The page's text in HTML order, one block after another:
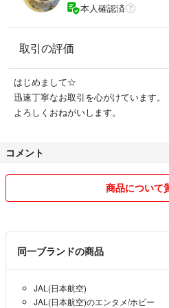
本人確認済
取引の評価
はじめまして☆
迅速丁寧なお取引を心がけています。
よろしくおねがいします。
コメント
商品について
同一ブランドの商品
JAL(日本航空)
JAL(日本航空)のエンタメ/ホビー